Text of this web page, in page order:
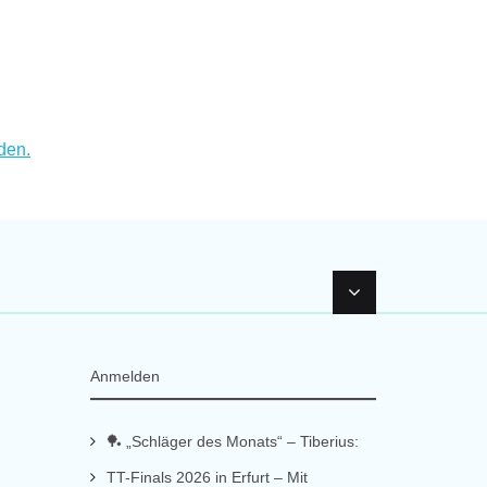
Anmelden
🏓 „Schläger des Monats“ – Tiberius:
TT-Finals 2026 in Erfurt – Mit